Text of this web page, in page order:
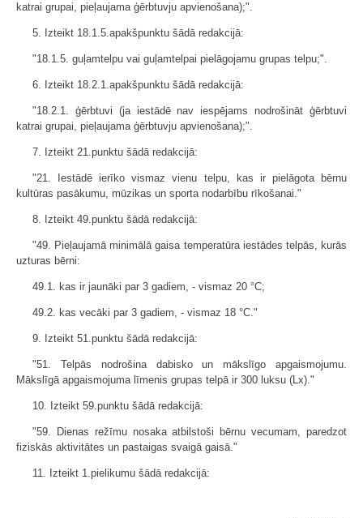
katrai grupai, pieļaujama ģērbtuvju apvienošana);".
5. Izteikt 18.1.5.apakšpunktu šādā redakcijā:
"18.1.5. guļamtelpu vai guļamtelpai pielāgojamu grupas telpu;".
6. Izteikt 18.2.1.apakšpunktu šādā redakcijā:
"18.2.1. ģērbtuvi (ja iestādē nav iespējams nodrošināt ģērbtuvi
katrai grupai, pieļaujama ģērbtuvju apvienošana);".
7. Izteikt 21.punktu šādā redakcijā:
"21. Iestādē ierīko vismaz vienu telpu, kas ir pielāgota bērnu
kultūras pasākumu, mūzikas un sporta nodarbību rīkošanai."
8. Izteikt 49.punktu šādā redakcijā:
"49. Pieļaujamā minimālā gaisa temperatūra iestādes telpās, kurās
uzturas bērni:
49.1. kas ir jaunāki par 3 gadiem, - vismaz 20 °C;
49.2. kas vecāki par 3 gadiem, - vismaz 18 °C."
9. Izteikt 51.punktu šādā redakcijā:
"51. Telpās nodrošina dabisko un mākslīgo apgaismojumu.
Mākslīgā apgaismojuma līmenis grupas telpā ir 300 luksu (Lx)."
10. Izteikt 59.punktu šādā redakcijā:
"59. Dienas režīmu nosaka atbilstoši bērnu vecumam, paredzot
fiziskās aktivitātes un pastaigas svaigā gaisā."
11. Izteikt 1.pielikumu šādā redakcijā: